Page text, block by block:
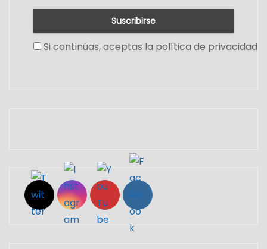
Si continúas, aceptas la política de privacidad